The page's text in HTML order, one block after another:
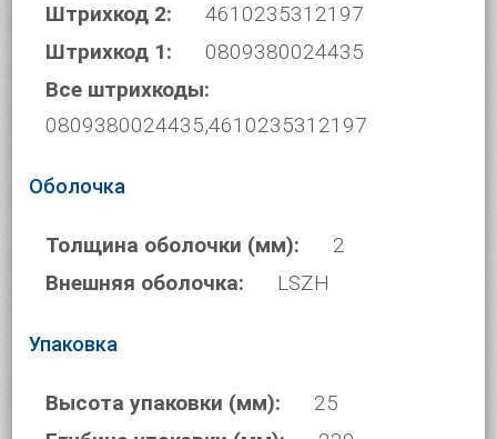
Штрихкод 2:
4610235312197
Штрихкод 1:
0809380024435
Все штрихкоды:
0809380024435,4610235312197
Оболочка
Толщина оболочки (мм):
2
Внешняя оболочка:
LSZH
Упаковка
Высота упаковки (мм):
25